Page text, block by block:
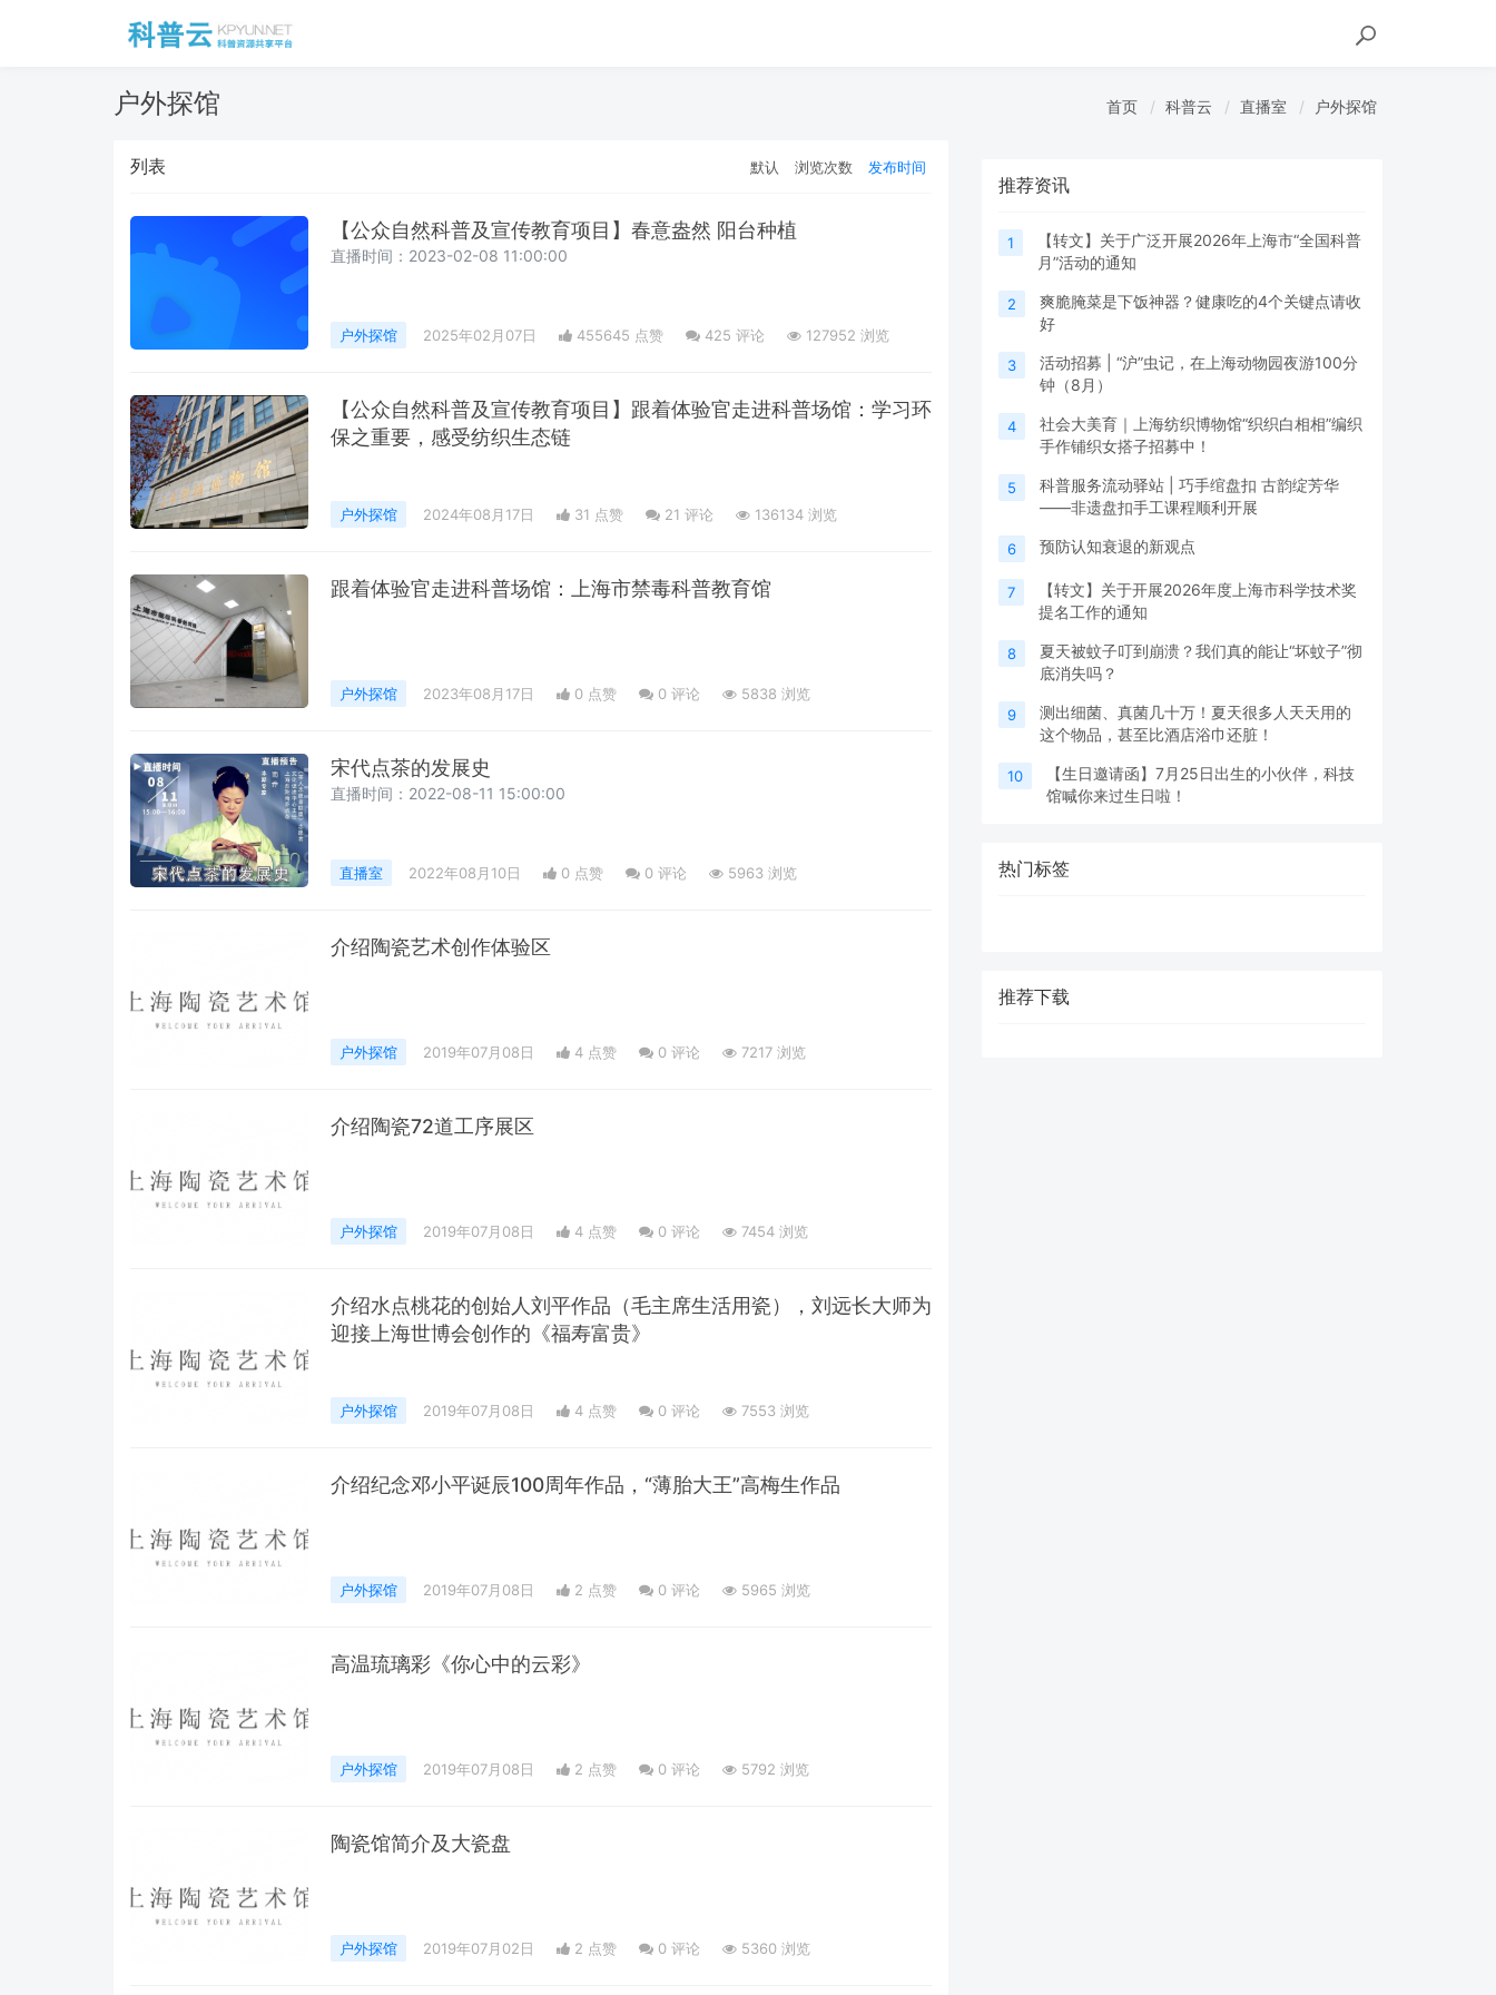
户外探馆 首页 科普云 直播室 户外探馆
列表 默认 浏览次数 发布时间
【公众自然科普及宣传教育项目】春意盎然 阳台种植
直播时间：2023-02-08 11:00:00
户外探馆 2025年02月07日 455645 点赞 425 评论 127952 浏览
【公众自然科普及宣传教育项目】跟着体验官走进科普场馆：学习环
保之重要，感受纺织生态链
户外探馆 2024年08月17日 31 点赞 21 评论 136134 浏览
跟着体验官走进科普场馆：上海市禁毒科普教育馆
户外探馆 2023年08月17日 0 点赞 0 评论 5838 浏览
宋代点茶的发展史
直播时间：2022-08-11 15:00:00
直播室 2022年08月10日 0 点赞 0 评论 5963 浏览
介绍陶瓷艺术创作体验区
户外探馆 2019年07月08日 4 点赞 0 评论 7217 浏览
介绍陶瓷72道工序展区
户外探馆 2019年07月08日 4 点赞 0 评论 7454 浏览
介绍水点桃花的创始人刘平作品（毛主席生活用瓷），刘远长大师为
迎接上海世博会创作的《福寿富贵》
户外探馆 2019年07月08日 4 点赞 0 评论 7553 浏览
介绍纪念邓小平诞辰100周年作品，“薄胎大王”高梅生作品
户外探馆 2019年07月08日 2 点赞 0 评论 5965 浏览
高温琉璃彩《你心中的云彩》
户外探馆 2019年07月08日 2 点赞 0 评论 5792 浏览
陶瓷馆简介及大瓷盘
户外探馆 2019年07月02日 2 点赞 0 评论 5360 浏览
推荐资讯
1
【转文】关于广泛开展2026年上海市“全国科普
月”活动的通知
2
爽脆腌菜是下饭神器？健康吃的4个关键点请收
好
3
活动招募 | “沪”虫记，在上海动物园夜游100分
钟（8月）
4
社会大美育｜上海纺织博物馆“织织白相相”编织
手作铺织女搭子招募中！
5
科普服务流动驿站 | 巧手绾盘扣 古韵绽芳华
——非遗盘扣手工课程顺利开展
6 预防认知衰退的新观点
7
【转文】关于开展2026年度上海市科学技术奖
提名工作的通知
8
夏天被蚊子叮到崩溃？我们真的能让“坏蚊子”彻
底消失吗？
9
测出细菌、真菌几十万！夏天很多人天天用的
这个物品，甚至比酒店浴巾还脏！
10
【生日邀请函】7月25日出生的小伙伴，科技
馆喊你来过生日啦！
热门标签
推荐下载